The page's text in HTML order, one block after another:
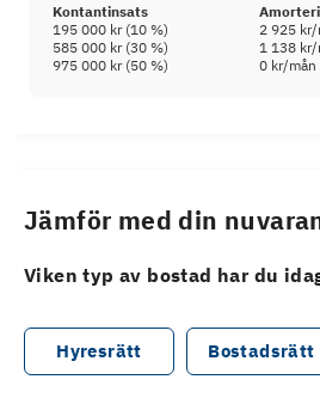
Kontantinsats
195 000 kr(10 %) 2 925 kr/
585 000 kr(30 %) 1 138 kr/
975 000 kr(50 %) 0 kr/mån
Jämför med din
Viken typ av bostad har du
Hyresrätt Bostadsrätt